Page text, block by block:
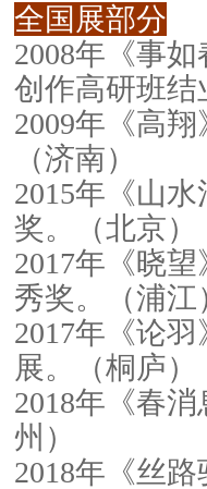
全国展部分
2008年《事
创作高研班结
2009年《高
（济南）
2015年《山
奖。（北京）
2017年《晓
秀奖。（浦江
2017年《论
展。（桐庐）
2018年《春
州）
2018年《丝